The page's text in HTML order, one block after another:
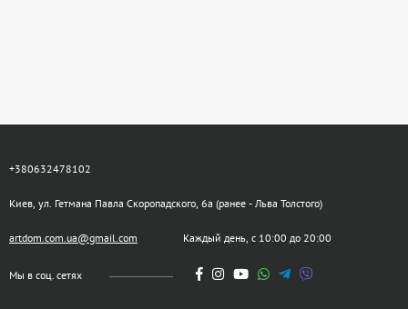
+380632478102
Киев, ул. Гетмана Павла Скоропадского, 6а (ранее - Льва Толстого)
artdom.com.ua@gmail.com Каждый день, с 10:00 до 20:00
Мы в соц. сетях